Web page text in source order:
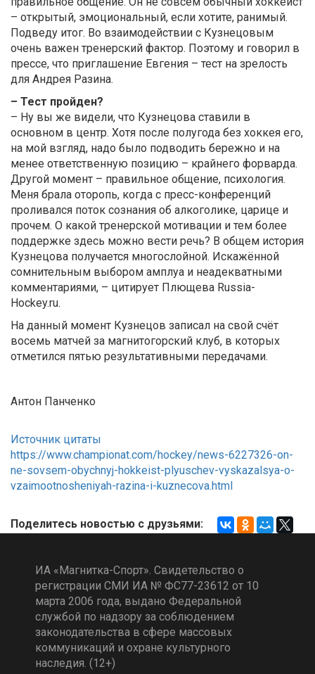
– открытый, эмоциональный, если хотите, ранимый.
Подведу итог. Во взаимодействии с Кузнецовым
очень важен тренерский фактор. Поэтому и говорил в
прессе, что приглашение Евгения – тест на зрелость
для Андрея Разина.
– Тест пройден?
– Ну вы же видели, что Кузнецова ставили в
основном в центр. Хотя после полугода без хоккея его,
на мой взгляд, надо было подводить бережно и на
менее ответственную позицию – крайнего форварда.
Другой момент – правильное общение, психология.
Меня брала оторопь, когда с пресс-конференций
проливался поток сознания об алкоголике, царице и
прочем. О какой тренерской мотивации и тем более
поддержке здесь можно вести речь? В общем история
Кузнецова получается многослойной. Искажённой
сомнительным выбором амплуа и неадекватными
комментариями, – цитирует Плющева Russia-
Hockey.ru.
На данный момент Кузнецов записал на свой счёт
восемь матчей за магнитогорский клуб, в которых
отметился пятью результативными передачами.
Антон Панченко
Источник цитаты
https://www.championat.com/hockey/news-6227326-on-
ne-sovsem-obychnyj-hokkeist-plyuschev-vyskazalsya-o-
vzaimootnosheniyah-razina-i-kuznecova.html
Поделитесь новостью с друзьями:
ИА «Магнитка-Спорт». Свидетельство о
регистрации СМИ ИА № ФС77-23612 от 10
марта 2006 года, выдано Федеральной
службой по надзору за соблюдением
законодательства в сфере массовых
коммуникаций и охране культурного
наследия. (12+)